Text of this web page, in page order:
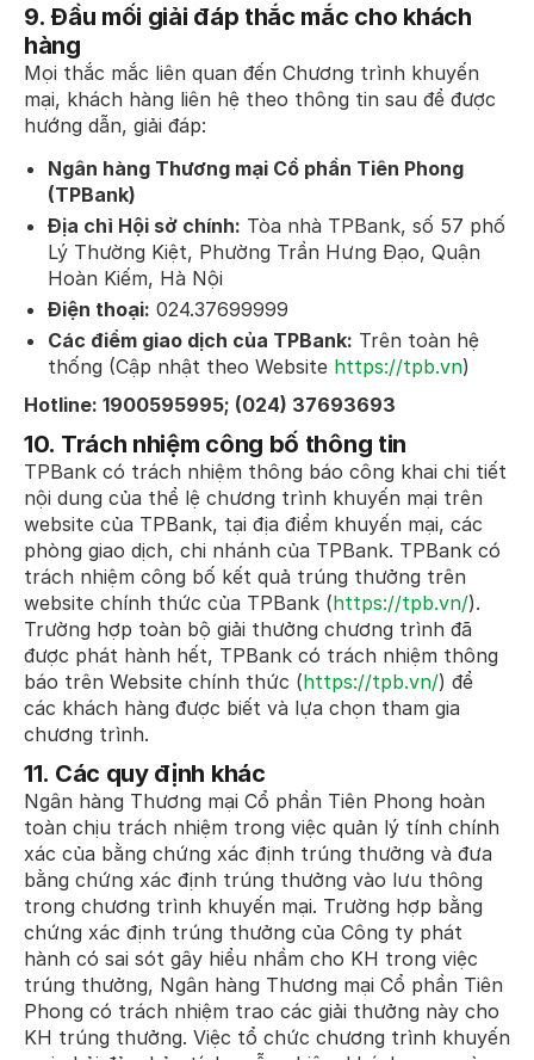
9. Đầu mối giải đáp thắc mắc cho khách
hàng
Mọi thắc mắc liên quan đến Chương trình khuyến
mại, khách hàng liên hệ theo thông tin sau để được
hướng dẫn, giải đáp:
Ngân hàng Thương mại Cổ phần Tiên Phong
(TPBank)
Địa chỉ Hội sở chính: Tòa nhà TPBank, số 57 phố
Lý Thường Kiệt, Phường Trần Hưng Đạo, Quận
Hoàn Kiếm, Hà Nội
Điện thoại: 024.37699999
Các điểm giao dịch của TPBank: Trên toàn hệ
thống (Cập nhật theo Website https://tpb.vn)
Hotline: 1900595995; (024) 37693693
10. Trách nhiệm công bố thông tin
TPBank có trách nhiệm thông báo công khai chi tiết
nội dung của thể lệ chương trình khuyến mại trên
website của TPBank, tại địa điểm khuyến mại, các
phòng giao dịch, chi nhánh của TPBank. TPBank có
trách nhiệm công bố kết quả trúng thưởng trên
website chính thức của TPBank (https://tpb.vn/).
Trường hợp toàn bộ giải thưởng chương trình đã
được phát hành hết, TPBank có trách nhiệm thông
báo trên Website chính thức (https://tpb.vn/) để
các khách hàng được biết và lựa chọn tham gia
chương trình.
11. Các quy định khác
Ngân hàng Thương mại Cổ phần Tiên Phong hoàn
toàn chịu trách nhiệm trong việc quản lý tính chính
xác của bằng chứng xác định trúng thưởng và đưa
bằng chứng xác định trúng thưởng vào lưu thông
trong chương trình khuyến mại. Trường hợp bằng
chứng xác định trúng thưởng của Công ty phát
hành có sai sót gây hiểu nhầm cho KH trong việc
trúng thưởng, Ngân hàng Thương mại Cổ phần Tiên
Phong có trách nhiệm trao các giải thưởng này cho
KH trúng thưởng. Việc tổ chức chương trình khuyến